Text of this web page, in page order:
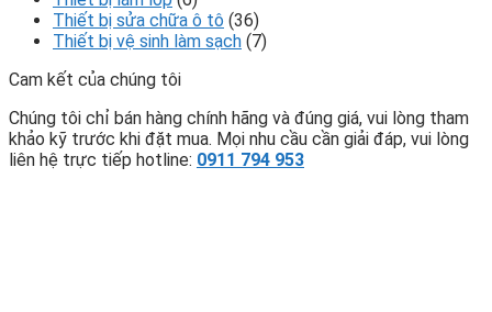
Thiết bị sửa chữa ô tô (36)
Thiết bị vệ sinh làm sạch (7)
Cam kết của chúng tôi
Chúng tôi chỉ bán hàng chính hãng và đúng giá, vui lòng tham
khảo kỹ trước khi đặt mua. Mọi nhu cầu cần giải đáp, vui lòng
liên hệ trực tiếp hotline: 0911 794 953